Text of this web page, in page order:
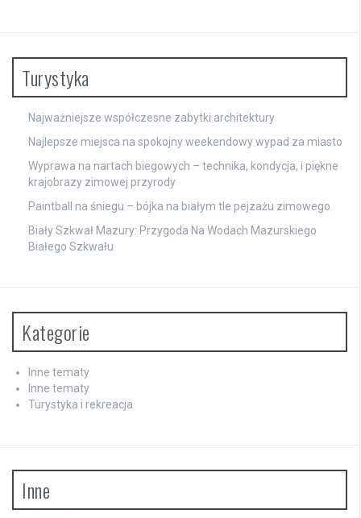
Turystyka
Najważniejsze współczesne zabytki architektury
Najlepsze miejsca na spokojny weekendowy wypad za miasto
Wyprawa na nartach biegowych – technika, kondycja, i piękne
krajobrazy zimowej przyrody
Paintball na śniegu – bójka na białym tle pejzażu zimowego
Biały Szkwał Mazury: Przygoda Na Wodach Mazurskiego
Białego Szkwału
Kategorie
Inne tematy
Inne tematy
Turystyka i rekreacja
Inne